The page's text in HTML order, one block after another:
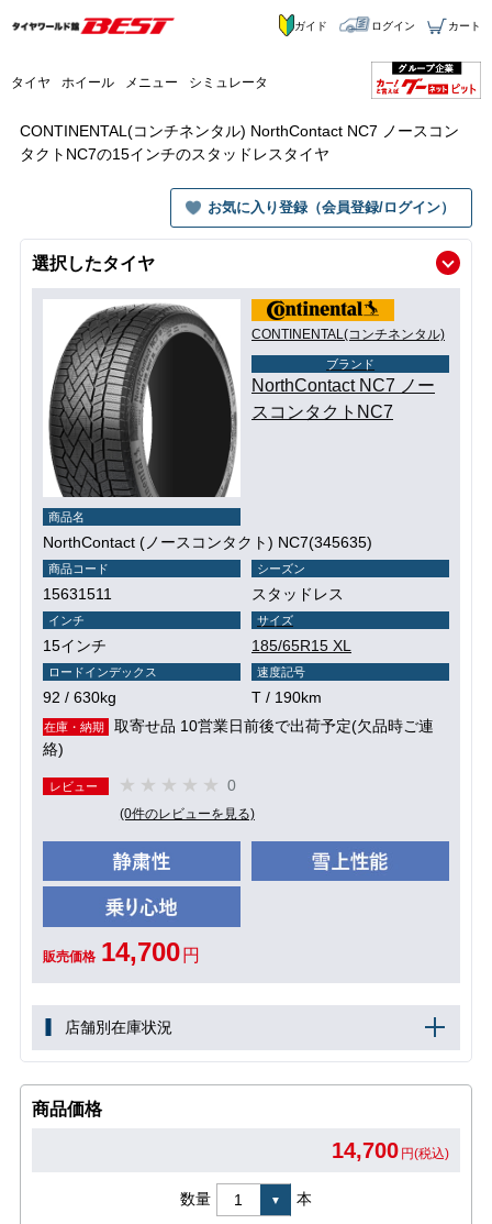
タイヤ ホイール メニュー シミュレータ
ガイド ログイン カート
CONTINENTAL(コンチネンタル) NorthContact NC7 ノースコン
タクトNC7の15インチのスタッドレスタイヤ
お気に入り登録（会員登録/ログイン）
選択したタイヤ
CONTINENTAL(コンチネンタル)
ブランド
NorthContact NC7 ノー
スコンタクトNC7
商品名
NorthContact (ノースコンタクト) NC7(345635)
商品コード
15631511
シーズン
スタッドレス
インチ
15インチ
サイズ
185/65R15 XL
ロードインデックス
92 / 630kg
速度記号
T / 190km
在庫・納期
取寄せ品 10営業日前後で出荷予定(欠品時ご連
絡)
レビュー 0
(0件のレビューを見る)
販売価格 14,700 円
店舗別在庫状況
商品価格
14,700 円(税込)
数量 本